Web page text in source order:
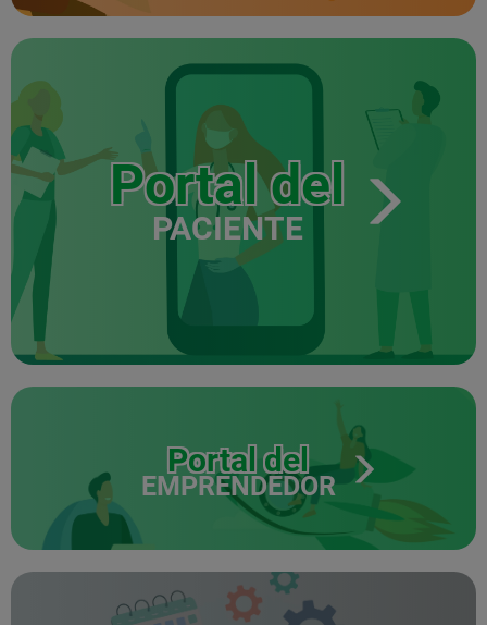
Portal del
PACIENTE
Portal del
EMPRENDEDOR